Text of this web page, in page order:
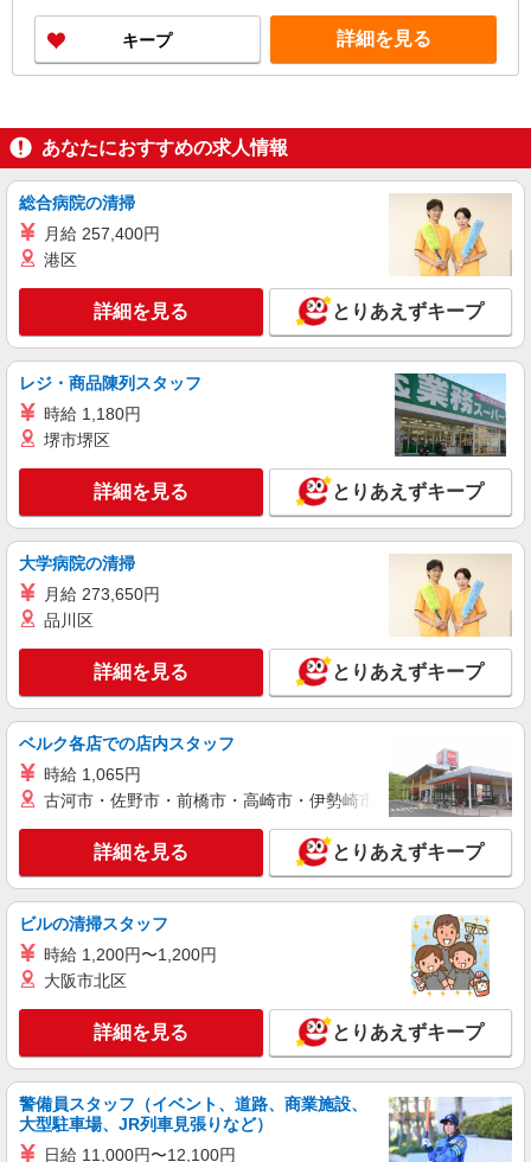
キープ 詳細を見る
あなたにおすすめの求人情報
総合病院の清掃
月給 257,400円
港区
詳細を見る とりあえずキープ
レジ・商品陳列スタッフ
時給 1,180円
堺市堺区
詳細を見る とりあえずキープ
大学病院の清掃
月給 273,650円
品川区
詳細を見る とりあえずキープ
ベルク各店での店内スタッフ
時給 1,065円
古河市・佐野市・前橋市・高崎市・伊勢崎市・太田市・館林市
詳細を見る とりあえずキープ
ビルの清掃スタッフ
時給 1,200円〜1,200円
大阪市北区
詳細を見る とりあえずキープ
警備員スタッフ（イベント、道路、商業施設、
大型駐車場、JR列車見張りなど）
日給 11,000円〜12,100円